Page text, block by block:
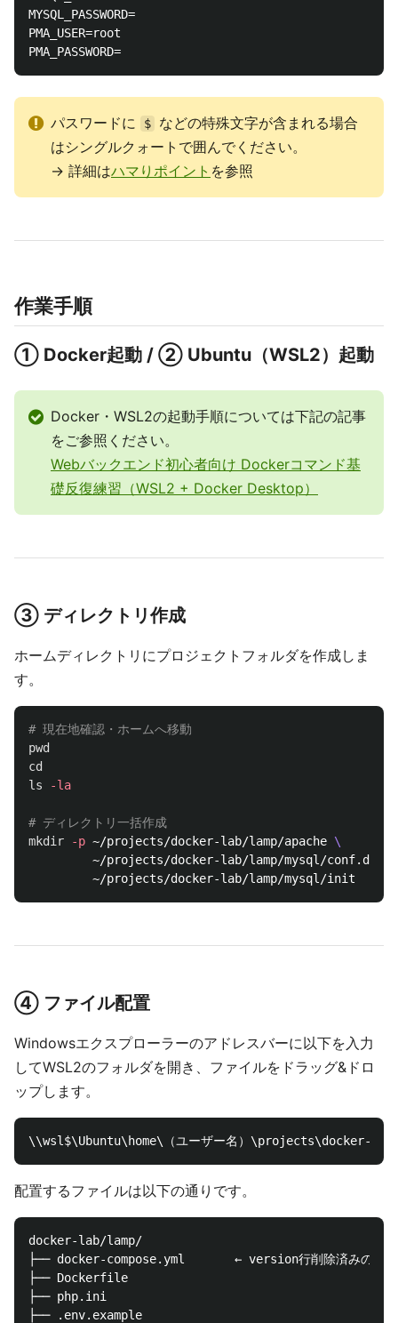
MYSQL_PASSWORD=
PMA_USER=root
パスワードに $
などの特殊文字が含まれる場合
はシングルクォートで囲んでください。
→ 詳細はハマりポイント を参照
作業手順
① Docker起動 / ② Ubuntu（WSL2）起動
Docker・WSL2の起動手順については下記の記事
をご参照ください。
Webバックエンド初心者向け Dockerコマンド基
礎反復練習（WSL2 + Docker Desktop）
③ ディレクトリ作成
ホームディレクトリにプロジェクトフォルダを作成しま
す。
# 現在地確認・ホームへ移動
pwd
cd
ls
-la
# ディレクトリ一括作成
mkdir
-p ~/projects/docker-lab/lamp/apache \
         ~/projects/docker-lab/lamp/mysql/conf.d
④ ファイル配置
Windowsエクスプローラーのアドレスバーに以下を入力
してWSL2のフォルダを開き、ファイルをドラッグ&ドロ
ップします。
配置するファイルは以下の通りです。
docker-lab/lamp/
├── docker-compose.yml       ← version行削除済みのもの
├── Dockerfile
├── php.ini
├── .env.example